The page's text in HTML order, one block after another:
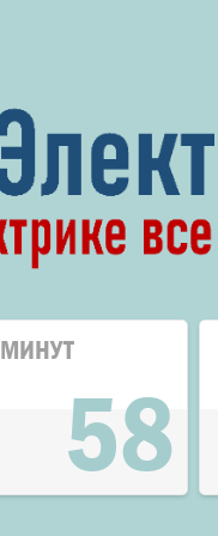
МИНУТ
58